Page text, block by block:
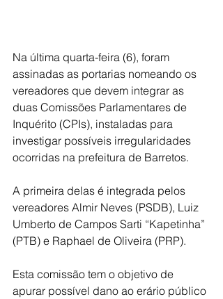
Na última quarta-feira (6), foram
assinadas as portarias nomeando os
vereadores que devem integrar as
duas Comissões Parlamentares de
Inquérito (CPIs), instaladas para
investigar possíveis irregularidades
ocorridas na prefeitura de Barretos.
A primeira delas é integrada pelos
vereadores Almir Neves (PSDB), Luiz
Umberto de Campos Sarti “Kapetinha”
(PTB) e Raphael de Oliveira (PRP).
Esta comissão tem o objetivo de
apurar possível dano ao erário público